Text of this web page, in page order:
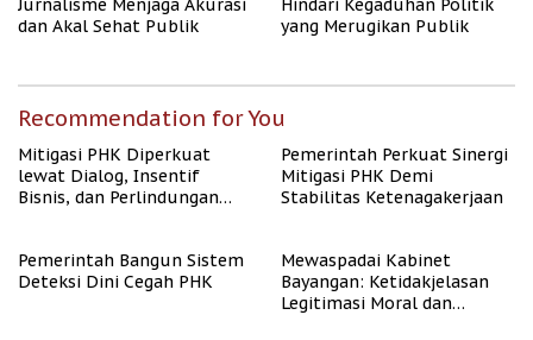
Jurnalisme Menjaga Akurasi
dan Akal Sehat Publik
Hindari Kegaduhan Politik
yang Merugikan Publik
Recommendation for You
Mitigasi PHK Diperkuat
lewat Dialog, Insentif
Bisnis, dan Perlindungan
Pemerintah Perkuat Sinergi
Mitigasi PHK Demi
Stabilitas Ketenagakerjaan
Pemerintah Bangun Sistem
Deteksi Dini Cegah PHK
Mewaspadai Kabinet
Bayangan: Ketidakjelasan
Legitimasi Moral dan